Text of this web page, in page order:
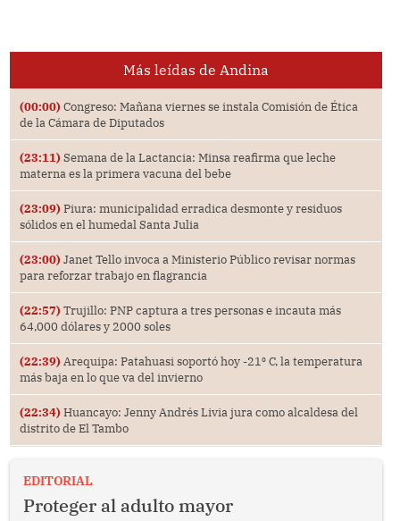
Más leídas de Andina
(00:00) Congreso: Mañana viernes se instala Comisión de Ética
de la Cámara de Diputados
(23:11) Semana de la Lactancia: Minsa reafirma que leche
materna es la primera vacuna del bebe
(23:09) Piura: municipalidad erradica desmonte y residuos
sólidos en el humedal Santa Julia
(23:00) Janet Tello invoca a Ministerio Público revisar normas
para reforzar trabajo en flagrancia
(22:57) Trujillo: PNP captura a tres personas e incauta más
64,000 dólares y 2000 soles
(22:39) Arequipa: Patahuasi soportó hoy -21⁰ C, la temperatura
más baja en lo que va del invierno
(22:34) Huancayo: Jenny Andrés Livia jura como alcaldesa del
distrito de El Tambo
EDITORIAL
Proteger al adulto mayor